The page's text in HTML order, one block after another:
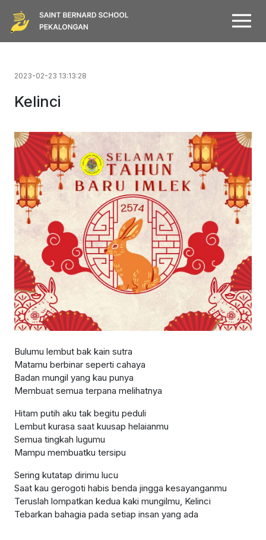
2023-02-23 13:13:28
Kelinci
Bulumu lembut bak kain sutra
Matamu berbinar seperti cahaya
Badan mungil yang kau punya
Membuat semua terpana melihatnya
Hitam putih aku tak begitu peduli
Lembut kurasa saat kuusap helaianmu
Semua tingkah lugumu
Mampu membuatku tersipu
Sering kutatap dirimu lucu
Saat kau gerogoti habis benda jingga kesayanganmu
Teruslah lompatkan kedua kaki mungilmu, Kelinci
Tebarkan bahagia pada setiap insan yang ada